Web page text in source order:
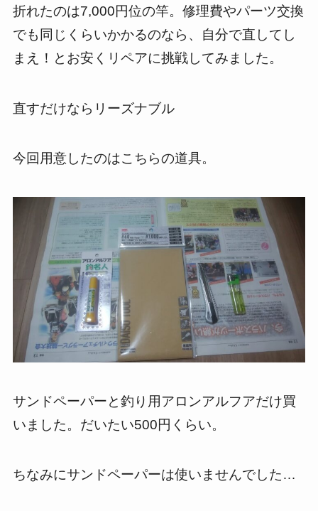
折れたのは7,000円位の竿。修理費やパーツ交換
でも同じくらいかかるのなら、自分で直してし
まえ！とお安くリペアに挑戦してみました。
直すだけならリーズナブル
今回用意したのはこちらの道具。
サンドペーパーと釣り用アロンアルフアだけ買
いました。だいたい500円くらい。
ちなみにサンドペーパーは使いませんでした…